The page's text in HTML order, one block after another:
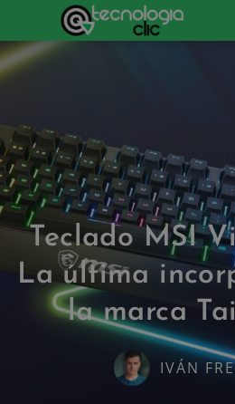
Teclado MSI
La última
la marca
IVÁN